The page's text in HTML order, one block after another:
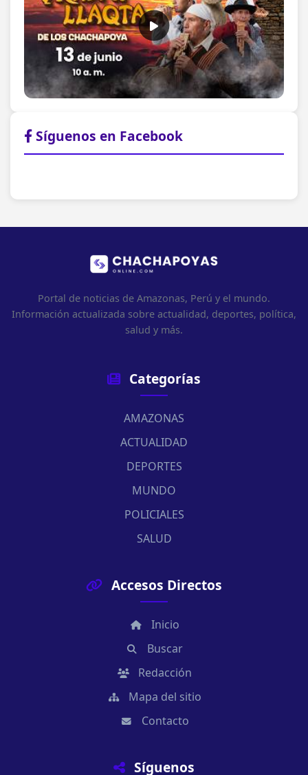
Síguenos en Facebook
Portal de noticias de Amazonas, Perú y el mundo.
Información actualizada sobre actualidad, deportes, política,
salud y más.
Categorías
AMAZONAS
ACTUALIDAD
DEPORTES
MUNDO
POLICIALES
SALUD
Accesos Directos
Inicio
Buscar
Redacción
Mapa del sitio
Contacto
Síguenos